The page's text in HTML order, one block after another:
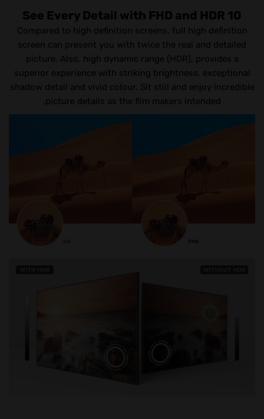
See Every Detail with FHD and HDR 10
Compared to high definition screens, full high definition
screen can present you with twice the real and detailed
picture. Also, high dynamic range (HDR), provides a
superior experience with striking brightness, exceptional
shadow detail and vivid colour. Sit still and enjoy incredible
picture details as the film makers intended.